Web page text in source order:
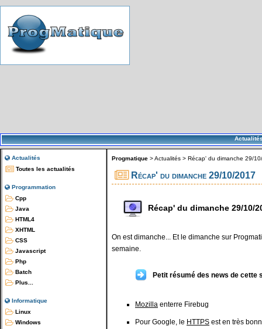
Actualités
Toutes les actualités
Programmation
Cpp
Java
HTML4
XHTML
CSS
Javascript
Php
Batch
Plus...
Informatique
Linux
Windows
Progmatique >Actualités > Récap' du dimanche 29/
Récap' du dimanche 29/10/2017
Récap' du dimanche 29/10/
On est dimanche... Et le dimanche sur
semaine.
Petit résumé des news de cette
Mozilla enterre Firebug
Pour Google, le HTTPS est en très